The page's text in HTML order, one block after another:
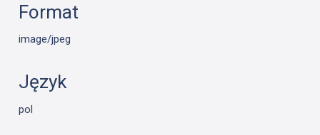
Format
image/jpeg
Język
pol